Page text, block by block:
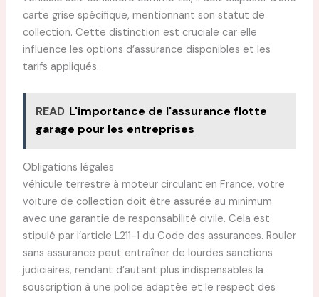
carte grise spécifique, mentionnant son statut de
collection. Cette distinction est cruciale car elle
influence les options d’assurance disponibles et les
tarifs appliqués.
READ L'importance de l'assurance flotte
garage pour les entreprises
Obligations légales
véhicule terrestre à moteur circulant en France, votre
voiture de collection doit être assurée au minimum
avec une garantie de responsabilité civile. Cela est
stipulé par l’article L211-1 du Code des assurances. Rouler
sans assurance peut entraîner de lourdes sanctions
judiciaires, rendant d’autant plus indispensables la
souscription à une police adaptée et le respect des